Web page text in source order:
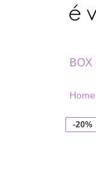
Home
-20%